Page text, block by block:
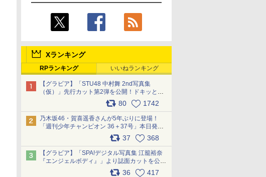
Xランキング
RPランキング いいねランキング
【グラビア】「STU48 中村舞 2nd写真集
（仮）」先行カット第2弾を公開！ドキッとす
るランジェリーカットなど新たな挑戦
80 1742
乃木坂46・賀喜遥香さんが5年ぶりに登場！
「週刊少年チャンピオン 36＋37号」本日発
売 pic.x.com/2Mo85ZlRvK
37 368
【グラビア】「SPA!デジタル写真集 江籠裕奈
『エンジェルボディ』」より誌面カットを公
開！ pic.x.com/Yl52UEMoko 36 417